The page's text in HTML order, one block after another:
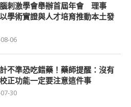
刺激學會舉辦首屆年會 理事
學術實證與人才培育推動本土發
06
不準恐吃錯藥！藥師提醒：沒有
正功能一定要注意這件事
30